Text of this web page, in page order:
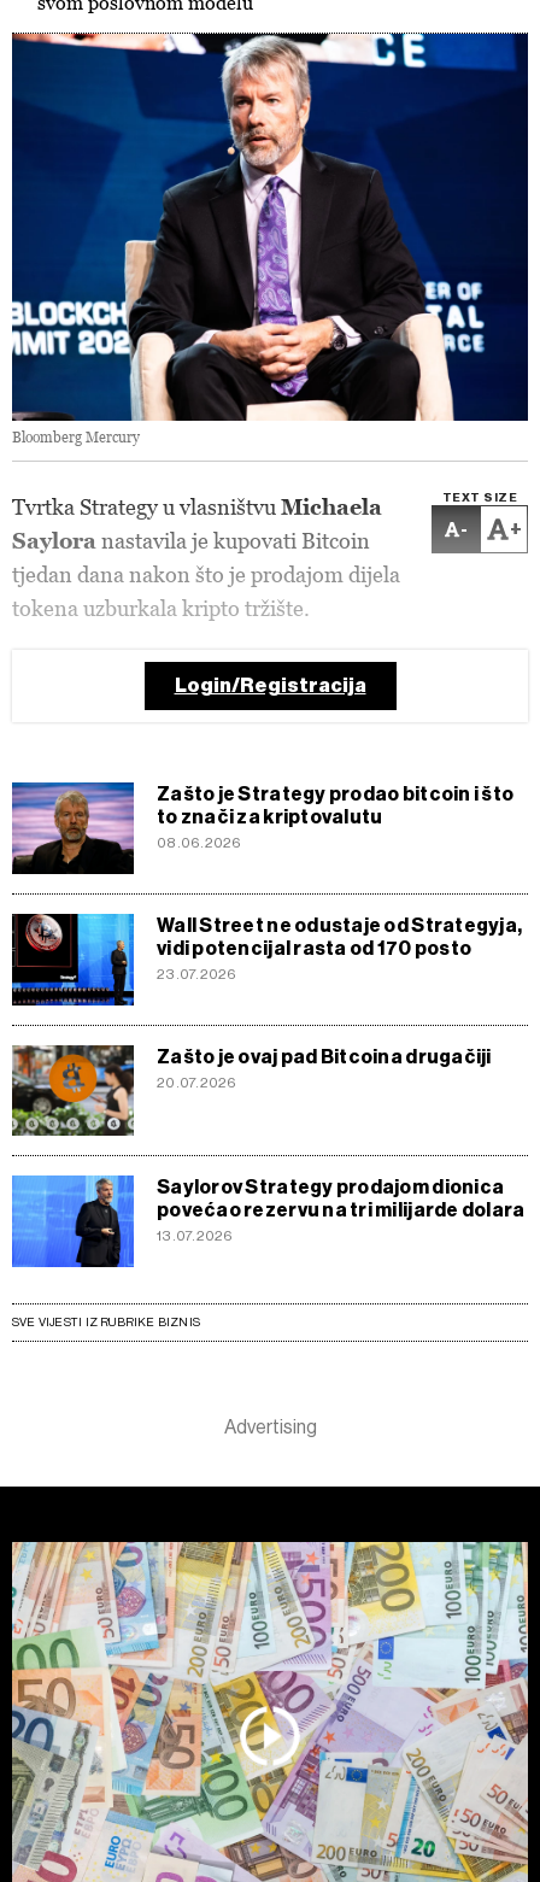
Bloomberg Mercury
TEXT SIZE
- +
Tvrtka Strategy u vlasništvu Michaela
Saylora nastavila je kupovati Bitcoin
tjedan dana nakon što je prodajom dijela
tokena uzburkala kripto tržište.
Login/Registracija
Zašto je Strategy prodao bitcoin i što
to znači za kriptovalutu
08.06.2026
Wall Street ne odustaje od Strategyja,
vidi potencijal rasta od 170 posto
23.07.2026
Zašto je ovaj pad Bitcoina drugačiji
20.07.2026
Saylorov Strategy prodajom dionica
povećao rezervu na tri milijarde dolara
13.07.2026
SVE VIJESTI IZ RUBRIKE BIZNIS